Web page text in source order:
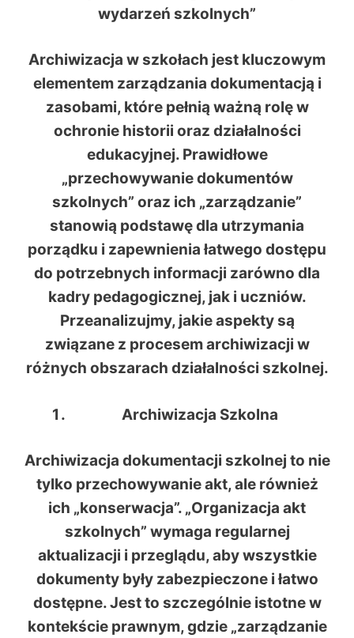
wydarzeń szkolnych”
Archiwizacja w szkołach jest kluczowym
elementem zarządzania dokumentacją i
zasobami, które pełnią ważną rolę w
ochronie historii oraz działalności
edukacyjnej. Prawidłowe
„przechowywanie dokumentów
szkolnych” oraz ich „zarządzanie”
stanowią podstawę dla utrzymania
porządku i zapewnienia łatwego dostępu
do potrzebnych informacji zarówno dla
kadry pedagogicznej, jak i uczniów.
Przeanalizujmy, jakie aspekty są
związane z procesem archiwizacji w
różnych obszarach działalności szkolnej.
Archiwizacja Szkolna
Archiwizacja dokumentacji szkolnej to nie
tylko przechowywanie akt, ale również
ich „konserwacja”. „Organizacja akt
szkolnych” wymaga regularnej
aktualizacji i przeglądu, aby wszystkie
dokumenty były zabezpieczone i łatwo
dostępne. Jest to szczególnie istotne w
kontekście prawnym, gdzie „zarządzanie